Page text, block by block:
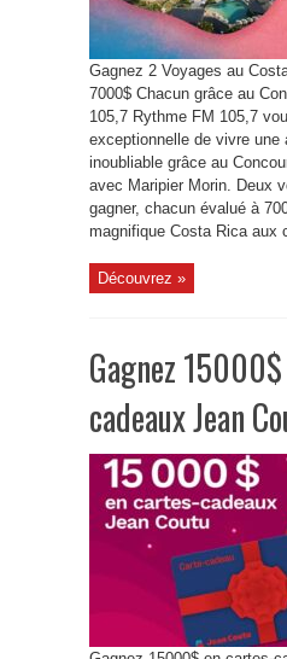
Gagnez 2 Voyages au
7000$ Chacun grâce au
105,7 Rythme FM 105,7
exceptionnelle de vivre une
inoubliable grâce au
avec Maripier Morin. Deux
gagner, chacun évalué à
magnifique Costa Rica aux
Découvrez »
Gagnez
cadeaux Jean